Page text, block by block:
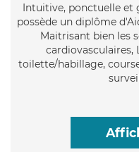
Intuitive, ponctuelle et
possède un diplôme
Maitrisant bien les
cardiovasculaires,
toilette/habillage,